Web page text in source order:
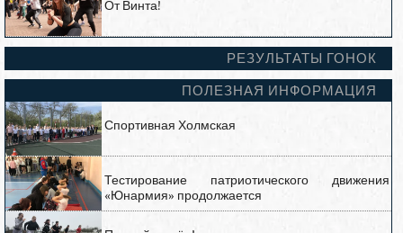
От Винта!
РЕЗУЛЬТАТЫ ГОНОК
ПОЛЕЗНАЯ ИНФОРМАЦИЯ
Спортивная Холмская
Тестирование патриотического движения
«Юнармия» продолжается